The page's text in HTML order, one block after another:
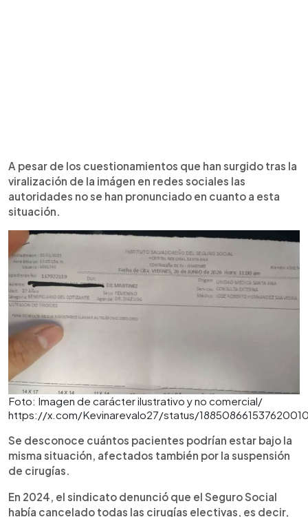
A pesar de los cuestionamientos que han surgido tras la
viralización de la imágen en redes sociales las
autoridades no se han pronunciado en cuanto a esta
situación.
Foto: Imagen de carácter ilustrativo y no comercial/
https://x.com/Kevinarevalo27/status/
Se desconoce cuántos pacientes podrían estar bajo la
misma situación, afectados también por la suspensión
de cirugías.
En 2024, el sindicato denunció que el Seguro Social
había cancelado todas las cirugías electivas, es decir,